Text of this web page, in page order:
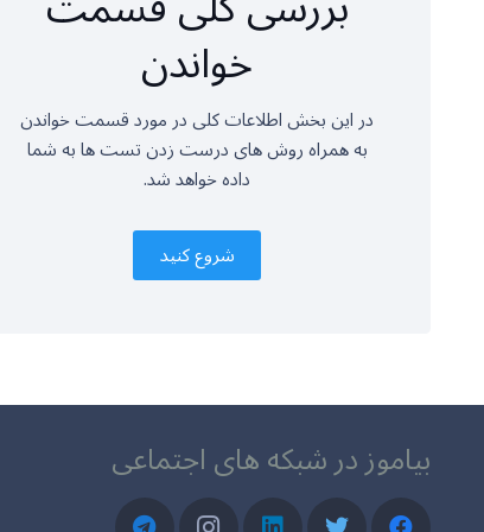
خواندن
در این بخش اطلاعات کلی در مورد قسمت خواندن
به همراه روش های درست زدن تست ها به شما
داده خواهد شد.
شروع کنید
بیاموز در شبکه های اجتماعی